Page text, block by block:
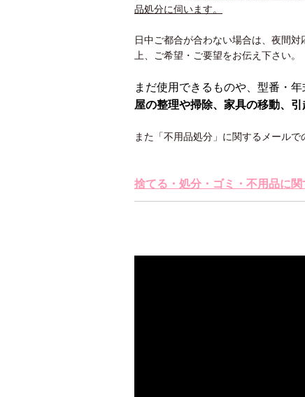
品処分に伺います。
日中ご都合が合わない場合は、夜間
上、ご希望・ご要望をお伝え下さい。
まだ使用できるものや、型番・
屋の整理や掃除、家具の移動、
また「不用品処分」に関するメール
捨てる・処分・ゴミ・不用品に